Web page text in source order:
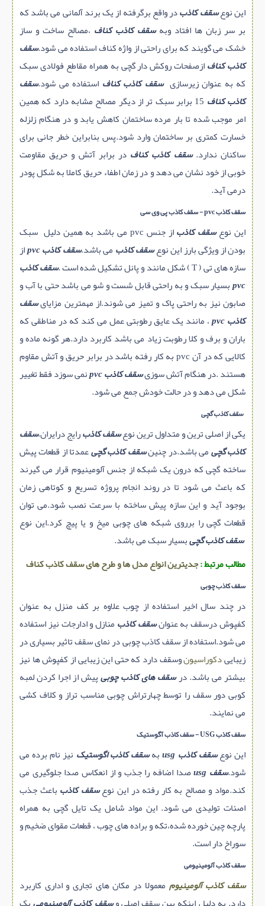
این نوعسقف کاذبدر واقع برگرفته از یک برند آلمانی می باشد که
بر سر زبان ها افتاد وبهسقف کاذب کناف ،مصالح ساخت و ساز
خشک می گویند که برای راحتی از واژه کناف استفاده می شود.سقف
کاذب کنافازصفحات روکش دار گچی به همراه مقاطع فولادی سبک
که به عنوان زیرسازیسقف کاذب کناف استفاده می شود.سقف
کاذب کناف
15 برابر سبک تر از دیگر مصالح مشابه دارد که همین
امر موجب شده تا بار مرده ساختمان کاهش یابد و در هنگام زلزله
خسارت کمتری بر ساختمان وارد شود.پس بنابراین خطر جانی برای
ساکنان ندارد.سقف کاذب کناف در برابر آتش و حریق مقاومت
خوبی از خود نشان می دهد و در زمان اطفاء حریق کاملا به شکل پودر
درمی آید.
سقف کاذب pvc - سقف کاذب پی وی سی
این نوعسقف کاذب
از جنس pvc می باشد به همین دلیل سبک
بودن از ویژگی بارز این نوعسقف کاذب می باشد.سقف کاذب pvc
از
سازه های تی ( T ) شکل مانند و پانل تشکیل شده است .
سقف کاذب
pvcبسیار سبک و به راحتی قابل شست و شو می باشد حتی با آب و
صابون نیز به راحتی پاک و تمیز می شوند.از مهمترین مزایایسقف
کاذب pvc
، مانند یک عایق رطوبتی عمل می کند که در مناطقی که
باران و برف و کلا رطوبت زیاد می باشد کاربرد دارد.هر گونه ماده و
کالایی که در آن pvc به کار رفته باشد در برابر حریق و آتش مقاوم
هستند .در هنگام آتش سوزیسقف کاذب pvc
نمی سوزد فقط تغییر
شکل می دهد و در حالت خودش جمع می شود.
سقف کاذب گچی
یکی از اصلی ترین و متداول ترین نوعسقف کاذبرایج درایران،سقف
کاذب گچیمی باشد.در چنینسقف کاذب گچیعمدتا از قطعات پیش
ساخته گچی که درون یک شبکه از جنس آلومینیوم قرار می گیرند
که باعث می شود تا در روند انجام پروژه تسریع و کوتاهی زمان
بوجود آید و این سازه پیش ساخته با سرعت نصب شود.می توان
قطعات گچی را برروی شبکه های چوبی میخ و یا پیچ کرد.این نوع
سقف کاذب گچیبسیار سبک می باشد.
مطالب مرتبط :جدیترین انواع مدل ها و طرح های سقف کاذب کناف
سقف کاذب چوبی
در چند سال اخیر استفاده از چوب علاوه بر کف منزل به عنوان
کفپوش درسقف به عنوانسقف کاذب منازل و ادارجات نیز استفاده
می شود.استفاده از سقف کاذب چوبی در نمای سقف تاثیر بسیاری در
زیباییدکوراسیونوسقف دارد که حتی این زیبایی از کفپوش ها نیز
بیشتر می باشد. درسقف های کاذب چوبیپیش از اجرا کردن لمبه
کوبی دور سقف را توسط چهارتراش چوبی مناسب تراز و کلاف کشی
می نمایند.
سقف کاذب USG - سقف کاذب آگوستیک
این نوعسقف کاذب usg بهسقف کاذب اگوستیک نیز نام برده می
شود.سقف usg
صدا اضافه را جذب و از انعکاس صدا جلوگیری می
کند.مواد و مصالح به کار رفته در این نوعسقف کاذب باعث جذب
اصئات تولیدی می شود. این مواد شامل یک تایل گچی به همراه
پارچه چین خورده شده،تکه و براده های چوب ، قطعات مقوای ضخیم و
سوراخ دار است.
سقف کاذب آلومينيومی
سقف کاذب آلومینیوم معمولا در مکان های تجاری و اداری کاربرد